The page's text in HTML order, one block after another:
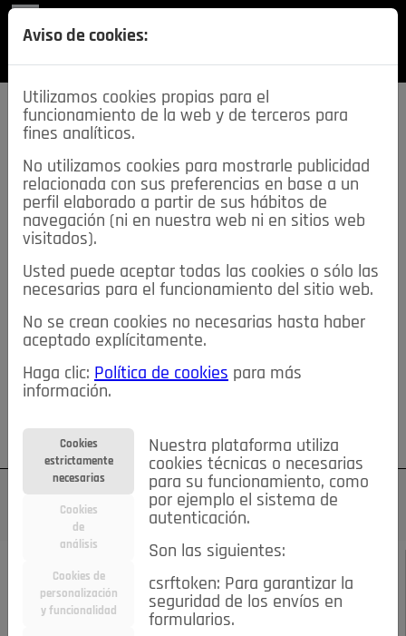
SECCIONES
descarga esta
REVISTA
≡NOTICIAS
NOTICIAS SERVICIOS DE INTERÉS
TABLÓN DE ANUNCIOS MIS ANUNCIOS CONTACTO
NOSOTROS
Su cuenta Regístrese ¿Olvidó su contraseña?
OCTUBRE DE 2023
Escucha el audio de este artículo:
Aviso de cookies:
Utilizamos cookies propias para el
funcionamiento de la web y de terceros para
fines analíticos.
No utilizamos cookies para mostrarle publicidad
relacionada con sus preferencias en base a un
perfil elaborado a partir de sus hábitos de
navegación (ni en nuestra web ni en sitios web
visitados).
Usted puede aceptar todas las cookies o sólo las
necesarias para el funcionamiento del sitio web.
No se crean cookies no necesarias hasta haber
aceptado explícitamente.
Haga clic: Política de cookies para más
información.
Cookies
estrictamente
necesarias
Cookies
de
análisis
Cookies de
personalización
y funcionalidad
Nuestra plataforma utiliza
cookies técnicas o necesarias
para su funcionamiento, como
por ejemplo el sistema de
autenticación.
Son las siguientes:
csrftoken: Para garantizar la
seguridad de los envíos en
formularios.